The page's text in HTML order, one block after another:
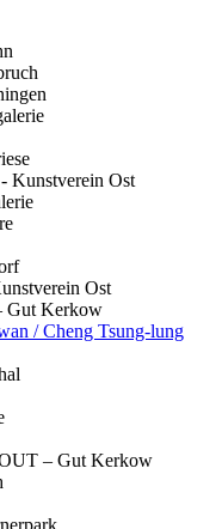
Kunstverein Ost
Ost
Gut Kerkow
/ Cheng Tsung-lung
– Gut Kerkow